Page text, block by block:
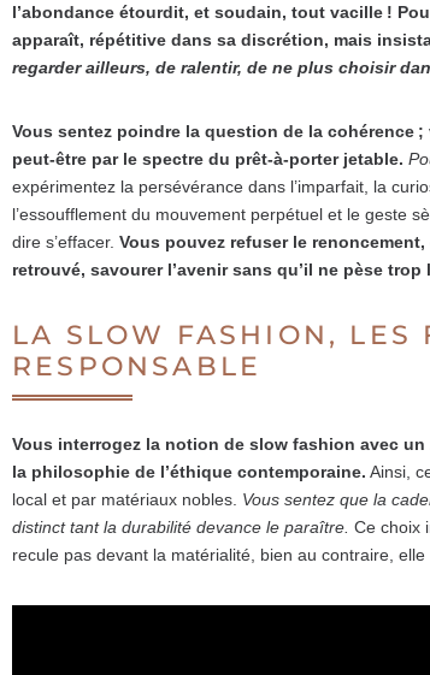
l’abondance étourdit, et soudain, tout vacille !
apparaît, répétitive dans sa discrétion, mais
regarder ailleurs, de ralentir, de ne plus choisir
Vous sentez poindre la question de la cohérence
peut-être par le spectre du prêt-à-porter jetable.
expérimentez la persévérance dans l’imparfait, la
l’essoufflement du mouvement perpétuel et le geste
dire s’effacer. Vous pouvez refuser le
retrouvé, savourer l’avenir sans qu’il ne pèse trop
LA SLOW FASHION, LES
RESPONSABLE
Vous interrogez la notion de slow fashion avec
la philosophie de l’éthique contemporaine. Ainsi,
local et par matériaux nobles. Vous sentez que la
distinct tant la durabilité devance le paraître. Ce choix
recule pas devant la matérialité, bien au contraire,